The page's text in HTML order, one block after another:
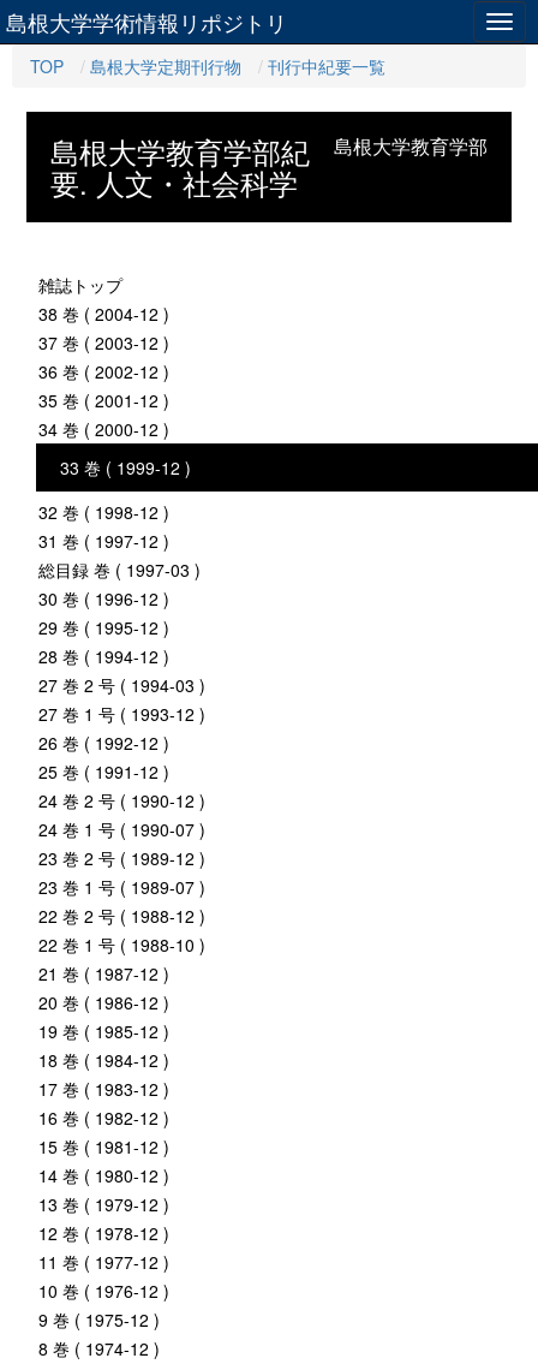
島根大学学術情報リポジトリ
TOP 島根大学定期刊行物 刊行中紀要一覧
島根大学教育学部
島根大学教育学部紀
要. 人文・社会科学
雑誌トップ
38 巻 ( 2004-12 )
37 巻 ( 2003-12 )
36 巻 ( 2002-12 )
35 巻 ( 2001-12 )
34 巻 ( 2000-12 )
33 巻 ( 1999-12 )
32 巻 ( 1998-12 )
31 巻 ( 1997-12 )
総目録 巻 ( 1997-03 )
30 巻 ( 1996-12 )
29 巻 ( 1995-12 )
28 巻 ( 1994-12 )
27 巻 2 号 ( 1994-03 )
27 巻 1 号 ( 1993-12 )
26 巻 ( 1992-12 )
25 巻 ( 1991-12 )
24 巻 2 号 ( 1990-12 )
24 巻 1 号 ( 1990-07 )
23 巻 2 号 ( 1989-12 )
23 巻 1 号 ( 1989-07 )
22 巻 2 号 ( 1988-12 )
22 巻 1 号 ( 1988-10 )
21 巻 ( 1987-12 )
20 巻 ( 1986-12 )
19 巻 ( 1985-12 )
18 巻 ( 1984-12 )
17 巻 ( 1983-12 )
16 巻 ( 1982-12 )
15 巻 ( 1981-12 )
14 巻 ( 1980-12 )
13 巻 ( 1979-12 )
12 巻 ( 1978-12 )
11 巻 ( 1977-12 )
10 巻 ( 1976-12 )
9 巻 ( 1975-12 )
8 巻 ( 1974-12 )